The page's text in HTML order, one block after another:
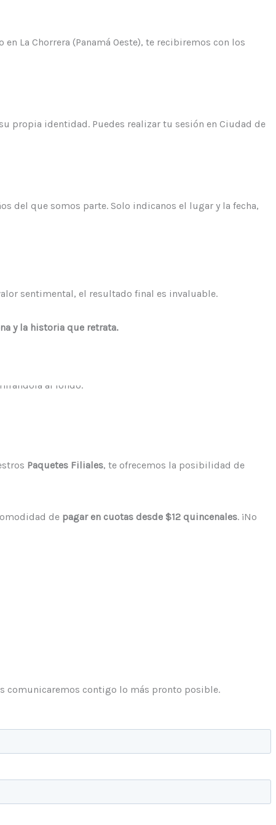
La Chorrera (Panamá Oeste), te recibiremos con los
propia identidad. Puedes realizar tu sesión en Ciudad de
del que somos parte. Solo indicanos el lugar y la fecha,
sentimental, el resultado final es invaluable.
y la historia que retrata.
Paquetes Filiales, te ofrecemos la posibilidad de
de pagar en cuotas desde $12 quincenales. ¡No
comunicaremos contigo lo más pronto posible.